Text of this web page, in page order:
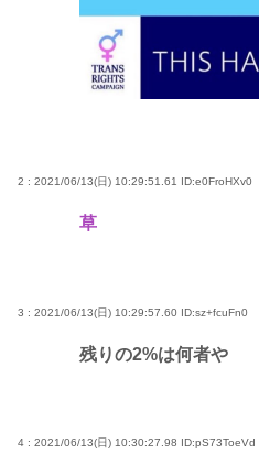
2 : 2021/06/13(日) 10:29:51.61 ID:e0FroHXv0
草
3 : 2021/06/13(日) 10:29:57.60 ID:sz+fcuFn0
残りの2%は何者や
4 : 2021/06/13(日) 10:30:27.98 ID:pS73ToeVd